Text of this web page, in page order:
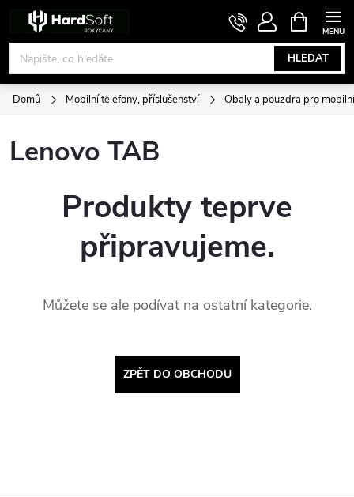
obsah
HLEDAT
NÁKUPNÍ
KOŠÍK
Domů Mobilní telefony, příslušenství Obaly a pouzdra pro
Lenovo TAB
Produkty teprve
připravujeme.
Můžete se ale podívat na ostatní kategorie.
ZPĚT DO OBCHODU